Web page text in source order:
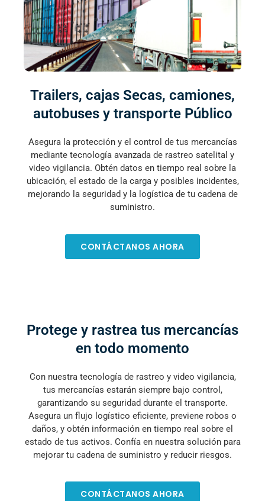
Trailers, cajas Secas, camiones,
autobuses y transporte Público
Asegura la protección y el control de tus mercancías
mediante tecnología avanzada de rastreo satelital y
video vigilancia. Obtén datos en tiempo real sobre la
ubicación, el estado de la carga y posibles incidentes,
mejorando la seguridad y la logística de tu cadena de
suministro.
CONTÁCTANOS AHORA
Protege y rastrea tus mercancías
en todo momento
Con nuestra tecnología de rastreo y video vigilancia,
tus mercancías estarán siempre bajo control,
garantizando su seguridad durante el transporte.
Asegura un flujo logístico eficiente, previene robos o
daños, y obtén información en tiempo real sobre el
estado de tus activos. Confía en nuestra solución para
mejorar tu cadena de suministro y reducir riesgos.
CONTÁCTANOS AHORA